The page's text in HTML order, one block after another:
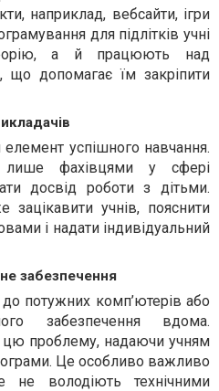
наприклад, вебсайти, ігри
для підлітків учні
а й працюють над
що допомагає їм закріпити
успішного навчання.
фахівцями у сфері
досвід роботи з дітьми.
учнів, пояснити
і надати індивідуальний
забезпечення
потужних комп’ютерів або
забезпечення вдома.
проблему, надаючи учням
Це особливо важливо
не володіють технічними